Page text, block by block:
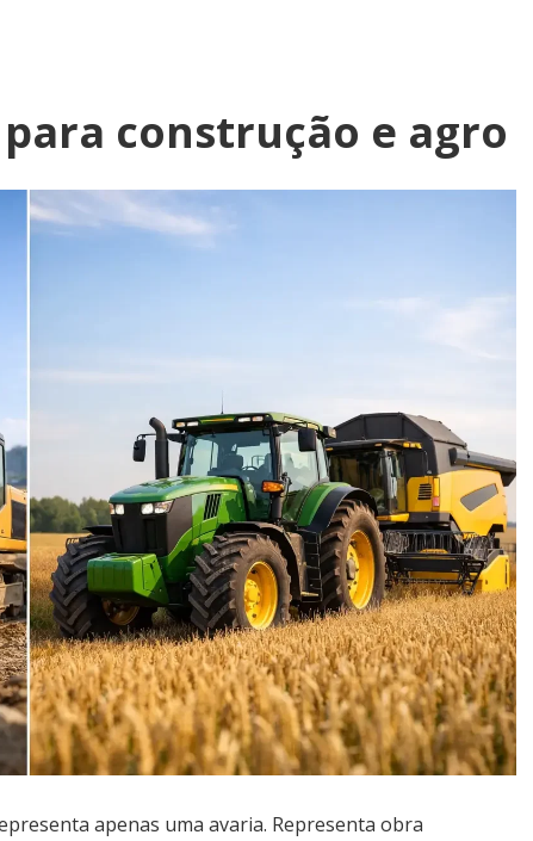
construção e agro
apenas uma avaria. Representa obra